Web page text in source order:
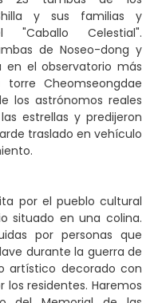
y sus familias y
Celestial".
de Noseo-dong y
en el observatorio más
Cheomseongdae
los astrónomos reales
estrellas y predijeron
traslado en vehículo
por el pueblo cultural
situado en una colina.
por personas que
durante la guerra de
artístico decorado con
residentes. Haremos